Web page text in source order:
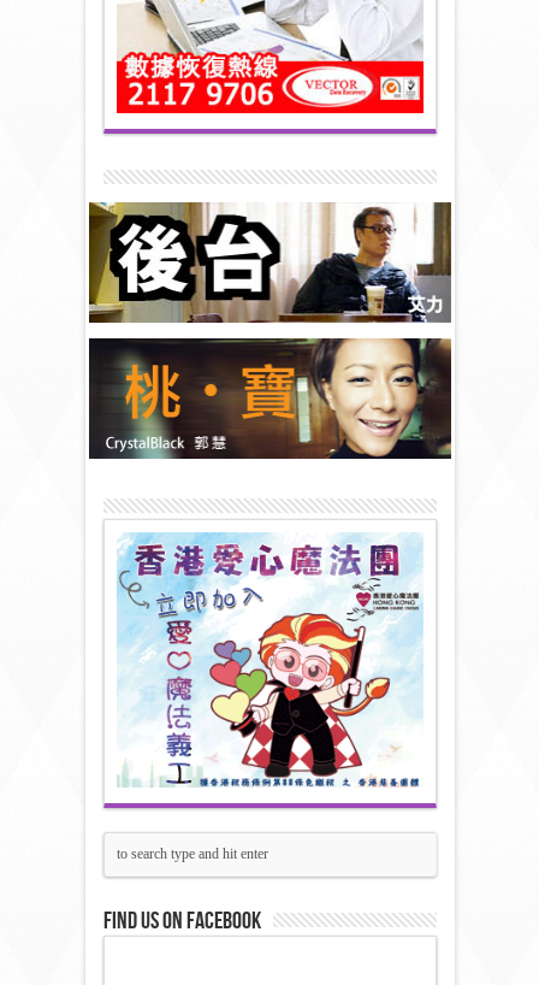
Find us on Facebook